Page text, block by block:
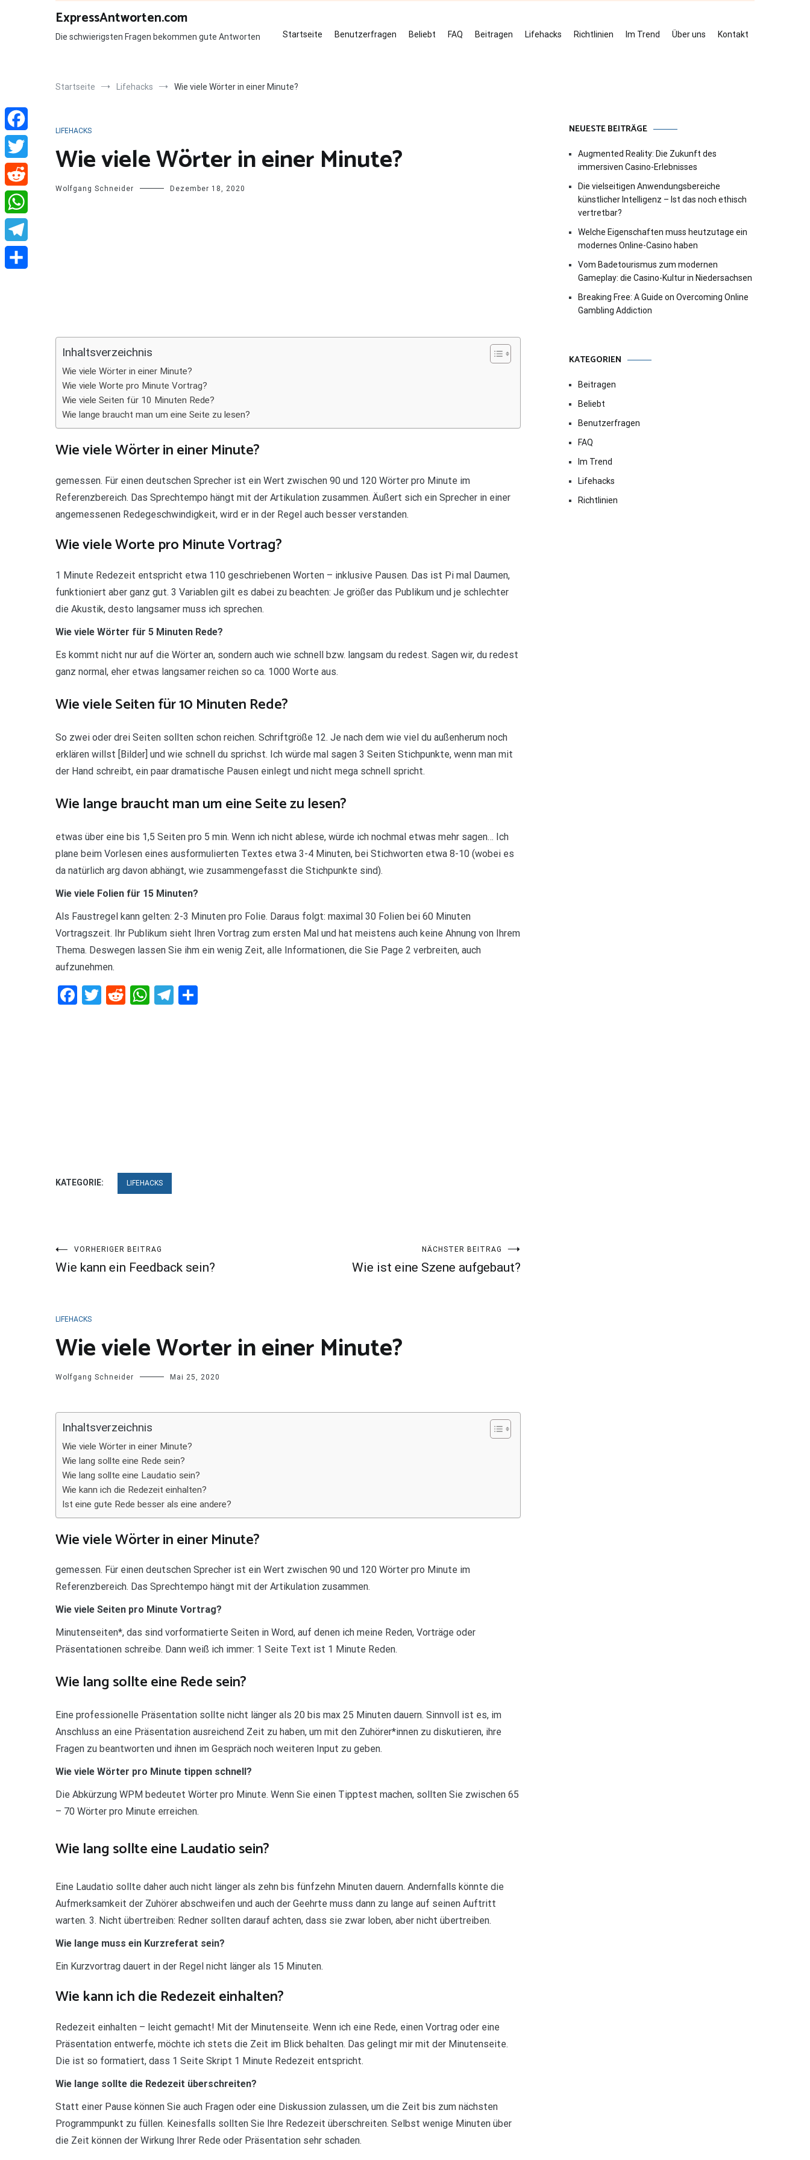
ExpressAntworten.com
Die schwierigsten Fragen bekommen gute Antworten Startseite Benutzerfragen Beliebt FAQ Beitragen Lifehacks Richtlinien Im Trend Über uns Kontakt
Startseite Lifehacks Wie viele Wörter in einer Minute?
LIFEHACKS
Wie viele Wörter in einer Minute?
Wolfgang Schneider Dezember 18, 2020
Inhaltsverzeichnis
Wie viele Wörter in einer Minute?
Wie viele Worte pro Minute Vortrag?
Wie viele Seiten für 10 Minuten Rede?
Wie lange braucht man um eine Seite zu lesen?
Wie viele Wörter in einer Minute?
gemessen. Für einen deutschen Sprecher ist ein Wert zwischen 90 und 120 Wörter pro Minute im
Referenzbereich. Das Sprechtempo hängt mit der Artikulation zusammen. Äußert sich ein Sprecher in einer
angemessenen Redegeschwindigkeit, wird er in der Regel auch besser verstanden.
Wie viele Worte pro Minute Vortrag?
1 Minute Redezeit entspricht etwa 110 geschriebenen Worten – inklusive Pausen. Das ist Pi mal Daumen,
funktioniert aber ganz gut. 3 Variablen gilt es dabei zu beachten: Je größer das Publikum und je schlechter
die Akustik, desto langsamer muss ich sprechen.
Wie viele Wörter für 5 Minuten Rede?
Es kommt nicht nur auf die Wörter an, sondern auch wie schnell bzw. langsam du redest. Sagen wir, du redest
ganz normal, eher etwas langsamer reichen so ca. 1000 Worte aus.
Wie viele Seiten für 10 Minuten Rede?
So zwei oder drei Seiten sollten schon reichen. Schriftgröße 12. Je nach dem wie viel du außenherum noch
erklären willst [Bilder] und wie schnell du sprichst. Ich würde mal sagen 3 Seiten Stichpunkte, wenn man mit
der Hand schreibt, ein paar dramatische Pausen einlegt und nicht mega schnell spricht.
Wie lange braucht man um eine Seite zu lesen?
etwas über eine bis 1,5 Seiten pro 5 min. Wenn ich nicht ablese, würde ich nochmal etwas mehr sagen… Ich
plane beim Vorlesen eines ausformulierten Textes etwa 3-4 Minuten, bei Stichworten etwa 8-10 (wobei es
da natürlich arg davon abhängt, wie zusammengefasst die Stichpunkte sind).
Wie viele Folien für 15 Minuten?
Als Faustregel kann gelten: 2-3 Minuten pro Folie. Daraus folgt: maximal 30 Folien bei 60 Minuten
Vortragszeit. Ihr Publikum sieht Ihren Vortrag zum ersten Mal und hat meistens auch keine Ahnung von Ihrem
Thema. Deswegen lassen Sie ihm ein wenig Zeit, alle Informationen, die Sie Page 2 verbreiten, auch
aufzunehmen.
Facebook
Twitter
RedditWhatsApp
Telegram
KATEGORIE: LIFEHACKS
Beitragsnavigation
VORHERIGER BEITRAG
Wie kann ein Feedback sein?
NÄCHSTER BEITRAG
Wie ist eine Szene aufgebaut?
LIFEHACKS
Wie viele Worter in einer Minute?
Wolfgang Schneider Mai 25, 2020
Inhaltsverzeichnis
Wie viele Wörter in einer Minute?
Wie lang sollte eine Rede sein?
Wie lang sollte eine Laudatio sein?
Wie kann ich die Redezeit einhalten?
Ist eine gute Rede besser als eine andere?
Wie viele Wörter in einer Minute?
gemessen. Für einen deutschen Sprecher ist ein Wert zwischen 90 und 120 Wörter pro Minute im
Referenzbereich. Das Sprechtempo hängt mit der Artikulation zusammen.
Wie viele Seiten pro Minute Vortrag?
Minutenseiten*, das sind vorformatierte Seiten in Word, auf denen ich meine Reden, Vorträge oder
Präsentationen schreibe. Dann weiß ich immer: 1 Seite Text ist 1 Minute Reden.
Wie lang sollte eine Rede sein?
Eine professionelle Präsentation sollte nicht länger als 20 bis max 25 Minuten dauern. Sinnvoll ist es, im
Anschluss an eine Präsentation ausreichend Zeit zu haben, um mit den Zuhörer*innen zu diskutieren, ihre
Fragen zu beantworten und ihnen im Gespräch noch weiteren Input zu geben.
Wie viele Wörter pro Minute tippen schnell?
Die Abkürzung WPM bedeutet Wörter pro Minute. Wenn Sie einen Tipptest machen, sollten Sie zwischen 65
– 70 Wörter pro Minute erreichen.
Wie lang sollte eine Laudatio sein?
Eine Laudatio sollte daher auch nicht länger als zehn bis fünfzehn Minuten dauern. Andernfalls könnte die
Aufmerksamkeit der Zuhörer abschweifen und auch der Geehrte muss dann zu lange auf seinen Auftritt
warten. 3. Nicht übertreiben: Redner sollten darauf achten, dass sie zwar loben, aber nicht übertreiben.
Wie lange muss ein Kurzreferat sein?
Ein Kurzvortrag dauert in der Regel nicht länger als 15 Minuten.
Wie kann ich die Redezeit einhalten?
Redezeit einhalten – leicht gemacht! Mit der Minutenseite. Wenn ich eine Rede, einen Vortrag oder eine
Präsentation entwerfe, möchte ich stets die Zeit im Blick behalten. Das gelingt mir mit der Minutenseite.
Die ist so formatiert, dass 1 Seite Skript 1 Minute Redezeit entspricht.
Wie lange sollte die Redezeit überschreiten?
Statt einer Pause können Sie auch Fragen oder eine Diskussion zulassen, um die Zeit bis zum nächsten
Programmpunkt zu füllen. Keinesfalls sollten Sie Ihre Redezeit überschreiten. Selbst wenige Minuten über
die Zeit können der Wirkung Ihrer Rede oder Präsentation sehr schaden.
NEUESTE BEITRÄGE
Augmented Reality: Die Zukunft des
immersiven Casino-Erlebnisses
Die vielseitigen Anwendungsbereiche
künstlicher Intelligenz – Ist das noch ethisch
vertretbar?
Welche Eigenschaften muss heutzutage ein
modernes Online-Casino haben
Vom Badetourismus zum modernen
Gameplay: die Casino-Kultur in Niedersachsen
Breaking Free: A Guide on Overcoming Online
Gambling Addiction
KATEGORIEN
Beitragen
Beliebt
Benutzerfragen
FAQ
Im Trend
Lifehacks
Richtlinien
Facebook
Twitter
Reddit
WhatsApp
Telegram